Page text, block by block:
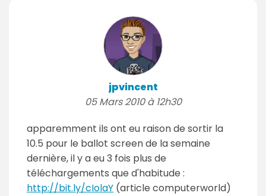
jpvincent
05 Mars 2010 à 12h30
apparemment ils ont eu raison de sortir la
10.5 pour le ballot screen de la semaine
dernière, il y a eu 3 fois plus de
téléchargements que d'habitude :
http://bit.ly/cIolaY (article computerworld)